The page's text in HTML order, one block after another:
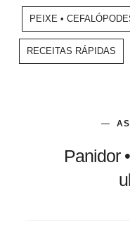
PEIXE •
RECEITAS RÁPIDAS
Panidor